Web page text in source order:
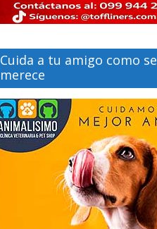
Cuida a tu amigo como se
merece